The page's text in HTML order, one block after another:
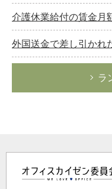
介護休業給付の賃金月
外国送金で差し引かれ
ラ